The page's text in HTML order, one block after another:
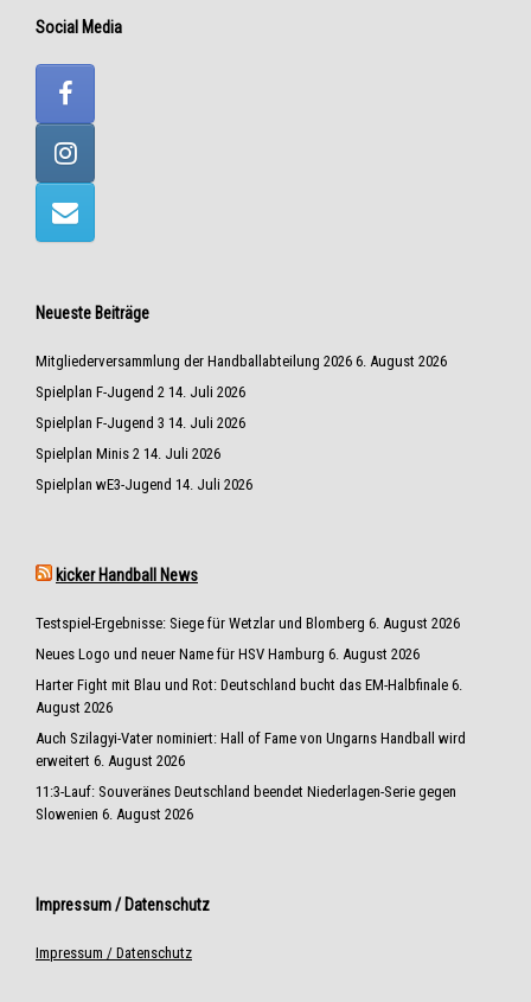
Social Media
Neueste Beiträge
Mitgliederversammlung der Handballabteilung 2026 6. August 2026
Spielplan F-Jugend 2 14. Juli 2026
Spielplan F-Jugend 3 14. Juli 2026
Spielplan Minis 2 14. Juli 2026
Spielplan wE3-Jugend 14. Juli 2026
kicker Handball News
Testspiel-Ergebnisse: Siege für Wetzlar und Blomberg 6. August 2026
Neues Logo und neuer Name für HSV Hamburg 6. August 2026
Harter Fight mit Blau und Rot: Deutschland bucht das EM-Halbfinale 6.
August 2026
Auch Szilagyi-Vater nominiert: Hall of Fame von Ungarns Handball wird
erweitert 6. August 2026
11:3-Lauf: Souveränes Deutschland beendet Niederlagen-Serie gegen
Slowenien 6. August 2026
Impressum / Datenschutz
Impressum / Datenschutz